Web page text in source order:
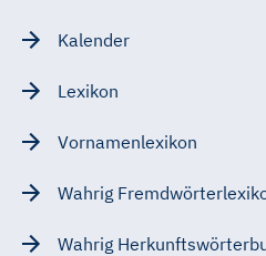
Kalender
Lexikon
Vornamenlexikon
Wahrig
Wahrig